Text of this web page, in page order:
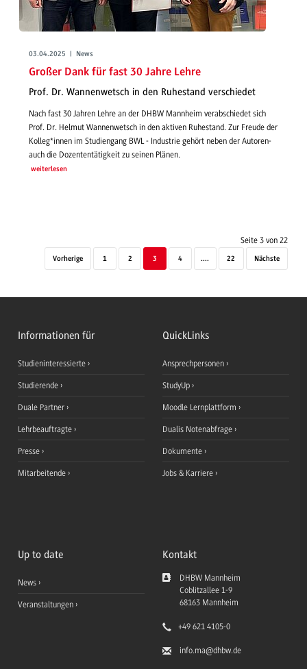
03.04.2025 | News
Großer Dank für fast 30 Jahre Lehre
Prof. Dr. Wannenwetsch in den Ruhestand verschiedet
Nach fast 30 Jahren Lehre an der DHBW Mannheim verabschiedet sich
Prof. Dr. Helmut Wannenwetsch in den aktiven Ruhestand. Zur Freude der
Kolleg*innen im Studiengang BWL - Industrie gehört neben der Autoren-
auch die Dozententätigkeit zu seinen Plänen.
weiterlesen
Seite 3 von 22
Vorherige 1 2 3 4 .... 22 Nächste
Informationen für
Studieninteressierte
Studierende
Duale Partner
Lehrbeauftragte
Presse
Mitarbeitende
QuickLinks
Ansprechpersonen
StudyUp
Moodle Lernplattform
Dualis Notenabfrage
Dokumente
Jobs & Karriere
Up to date
News
Veranstaltungen
Kontakt
DHBW Mannheim
Coblitzallee 1-9
68163 Mannheim
+49 621 4105-0
info.ma@dhbw.de